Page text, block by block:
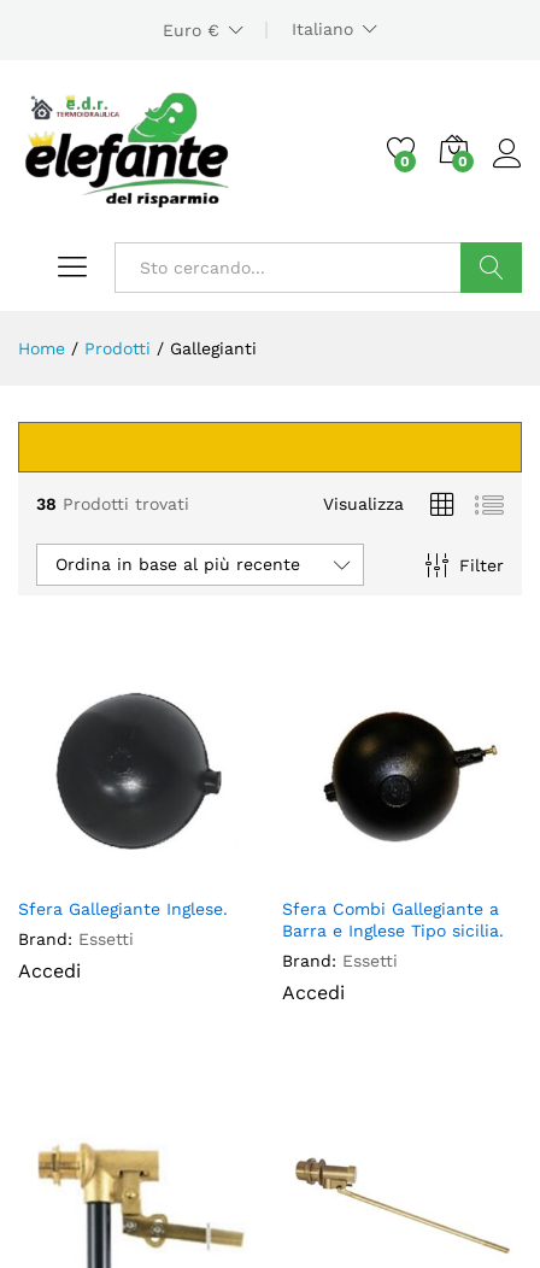
Euro € Italiano
0 0
Home / Prodotti / Gallegianti
38 Prodotti trovati Visualizza
Filter
Ordina in base al più recente
Sfera Gallegiante Inglese.
Brand: Essetti
Accedi
Sfera Combi Gallegiante a
Barra e Inglese Tipo sicilia.
Brand: Essetti
Accedi